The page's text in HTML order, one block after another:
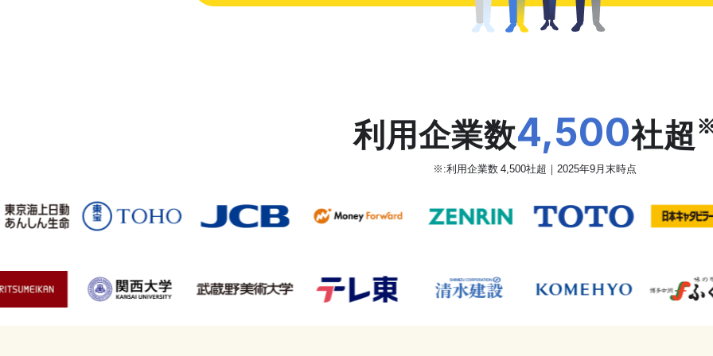
利用企業数4,500社超
※:利用企業数 4,500社超｜2025年9月末時点